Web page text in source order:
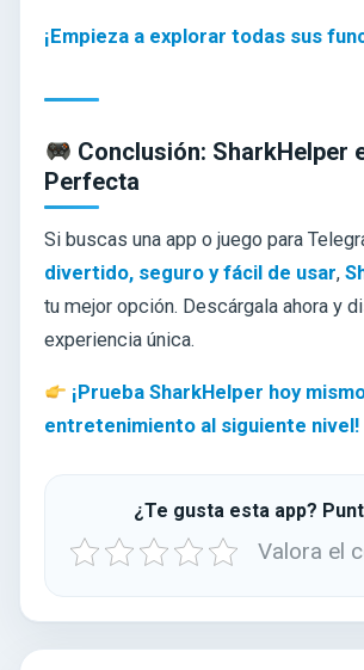
¡Empieza a explorar todas sus
Conclusión: SharkHelper
Perfecta
Si buscas una app o juego para
divertido, seguro y fácil de usar,
tu mejor opción. Descárgala ahora y
experiencia única.
¡Prueba SharkHelper hoy
entretenimiento al siguiente nivel!
¿Te gusta esta app?
Valora el